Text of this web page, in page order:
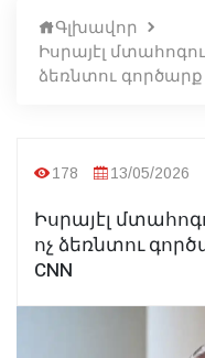
Գլխավոր
Իսրայէլ
ձեռնտու գործարք
178 13/05/2026
Իսրայէլ
ոչ ձեռնտու
CNN